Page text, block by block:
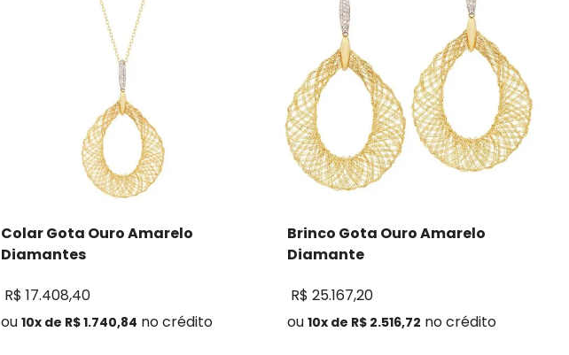
Colar Gota Ouro Amarelo
Diamantes
R$ 17.408,40
ou10x de R$1.740,84 no crédito
Brinco Gota Ouro Amarelo
Diamante
R$ 25.167,20
ou 10x de R$ 2.516,72 no crédito